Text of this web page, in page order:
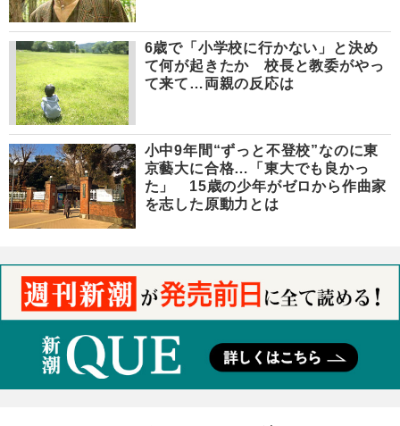
6歳で「小学校に行かない」と決め
て何が起きたか 校長と教委がやっ
て来て…両親の反応は
小中9年間“ずっと不登校”なのに東
京藝大に合格…「東大でも良かっ
た」 15歳の少年がゼロから作曲家
を志した原動力とは